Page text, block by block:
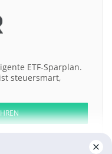
ETF-Sparplan.
steuersmart,